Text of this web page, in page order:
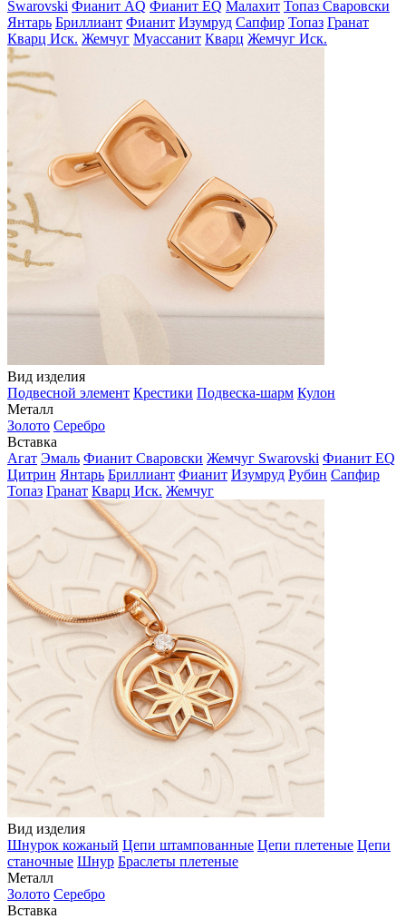
Swarovski Фианит AQ Фианит EQ Малахит Топаз Сваровски
Янтарь Бриллиант Фианит Изумруд Сапфир Топаз Гранат
Кварц Иск. Жемчуг Муассанит Кварц Жемчуг Иск.
Вид изделия
Подвесной элемент Крестики Подвеска-шарм Кулон
Металл
Золото Серебро
Вставка
Агат Эмаль Фианит Сваровски Жемчуг Swarovski Фианит EQ
Цитрин Янтарь Бриллиант Фианит Изумруд Рубин Сапфир
Топаз Гранат Кварц Иск. Жемчуг
Вид изделия
Шнурок кожаный Цепи штампованные Цепи плетеные Цепи
станочные Шнур Браслеты плетеные
Металл
Золото Серебро
Вставка